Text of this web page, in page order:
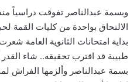
وبسمة عبدالناصر تفوقت دراسياً
الالتحاق بواحدة من كليات القمة
بداية امتحانات الثانوية العامة
طبيبة قد اقترب تحقيقه.. شاء
بسمة عبدالناصر وألزمها الفراش